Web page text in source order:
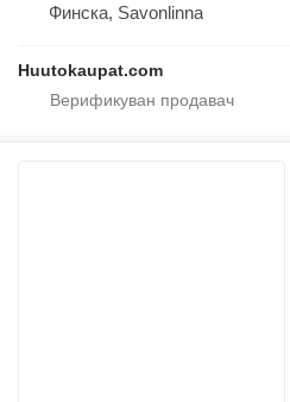
Финска, Savonlinna
Huutokaupat.com